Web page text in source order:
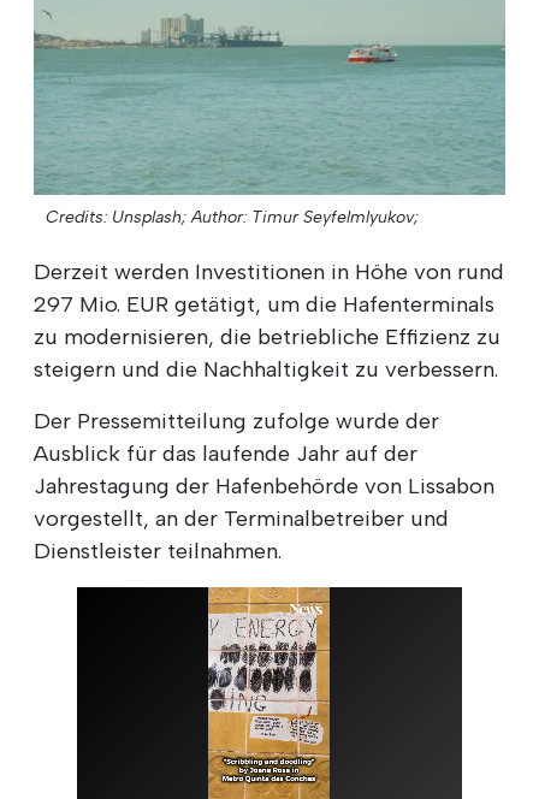
Credits: Unsplash; Author: Timur Seyfelmlyukov;
Derzeit werden Investitionen in Höhe von rund
297 Mio. EUR getätigt, um die Hafenterminals
zu modernisieren, die betriebliche Effizienz zu
steigern und die Nachhaltigkeit zu verbessern.
Der Pressemitteilung zufolge wurde der
Ausblick für das laufende Jahr auf der
Jahrestagung der Hafenbehörde von Lissabon
vorgestellt, an der Terminalbetreiber und
Dienstleister teilnahmen.